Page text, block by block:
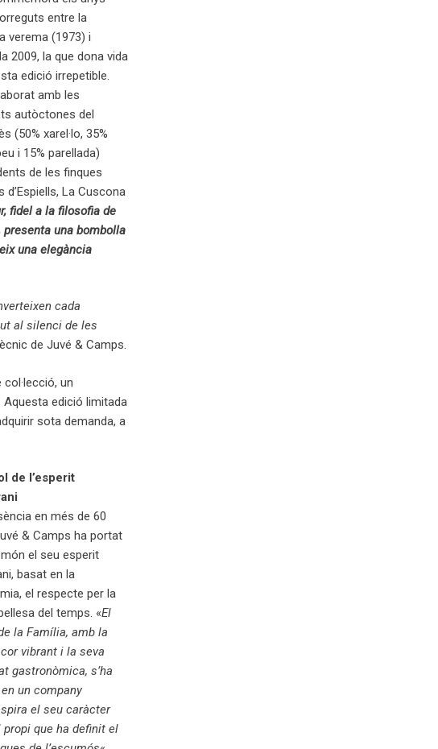
entre la
verema (1973) i
2009, la que dona vida
edició irrepetible.
amb les
autòctones del
(50% xarel·lo, 35%
i 15% parellada)
de les finques
d’Espiells, La Cuscona
fidel a la filosofia de
una bombolla
una elegància
cada
al silenci de les
de Juvé & Camps.
un
Aquesta edició limitada
sota demanda, a
de l’esperit
en més de 60
& Camps ha portat
el seu esperit
basat en la
el respecte per la
del temps. «El
la Família, amb la
vibrant i la seva
gastronòmica, s’ha
un company
el seu caràcter
que ha definit el